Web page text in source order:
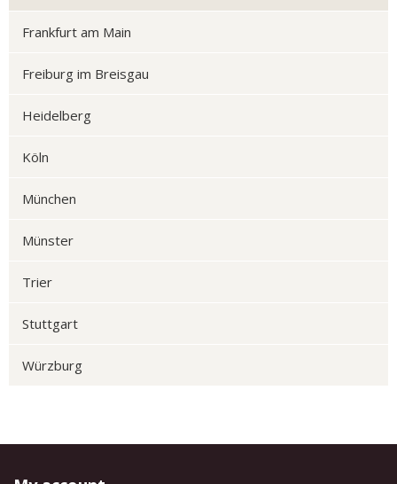
Frankfurt am Main
Freiburg im Breisgau
Heidelberg
Köln
München
Münster
Trier
Stuttgart
Würzburg